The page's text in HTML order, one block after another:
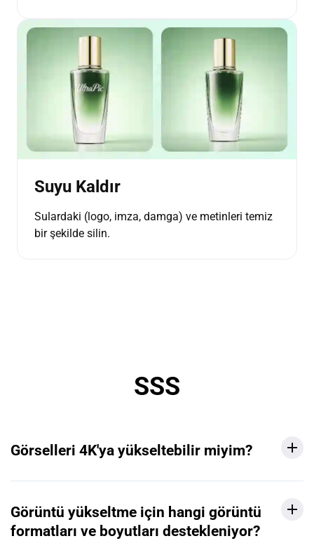
Suyu Kaldır
Sulardaki (logo, imza, damga) ve metinleri temiz
bir şekilde silin.
SSS
Görselleri 4K'ya yükseltebilir miyim?
Görüntü yükseltme için hangi görüntü
formatları ve boyutları destekleniyor?